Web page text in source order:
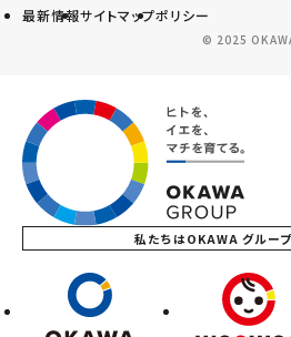
最新情報サイトマップポリシー
© 2025
私たちはOKAWA グループ